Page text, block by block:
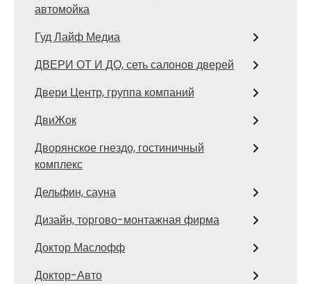
автомойка
Гуд Лайф Медиа
ДВЕРИ ОТ И ДО, сеть салонов дверей
Двери Центр, группа компаний
ДвиЖок
Дворянское гнездо, гостиничный
комплекс
Дельфин, сауна
Дизайн, торгово-монтажная фирма
Доктор Маслофф
Доктор-Авто